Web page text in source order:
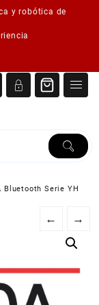
y robótica de
Bluetooth Serie YH
← →